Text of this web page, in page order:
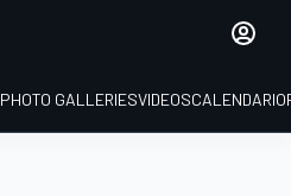
PHOTO GALLERIESVIDEOSCALENDARIO